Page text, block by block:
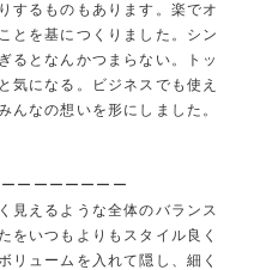
するものもあります。楽でオ
とを基につくりました。シン
るとなんかつまらない。トッ
気になる。ビジネスでも使え
んなの想いを形にしました。
ーーーーーーー
見えるような全体のバランス
をいつもよりもスタイル良く
リュームを入れて隠し、細く